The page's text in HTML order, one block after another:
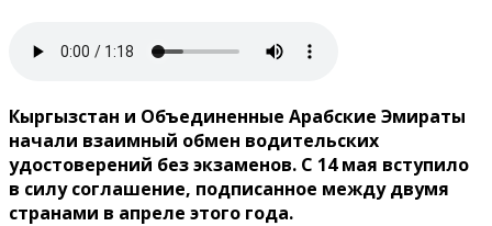
Кыргызстан и Объединенные Арабские Эмираты
начали взаимный обмен водительских
удостоверений без экзаменов. С 14 мая вступило
в силу соглашение, подписанное между двумя
странами в апреле этого года.